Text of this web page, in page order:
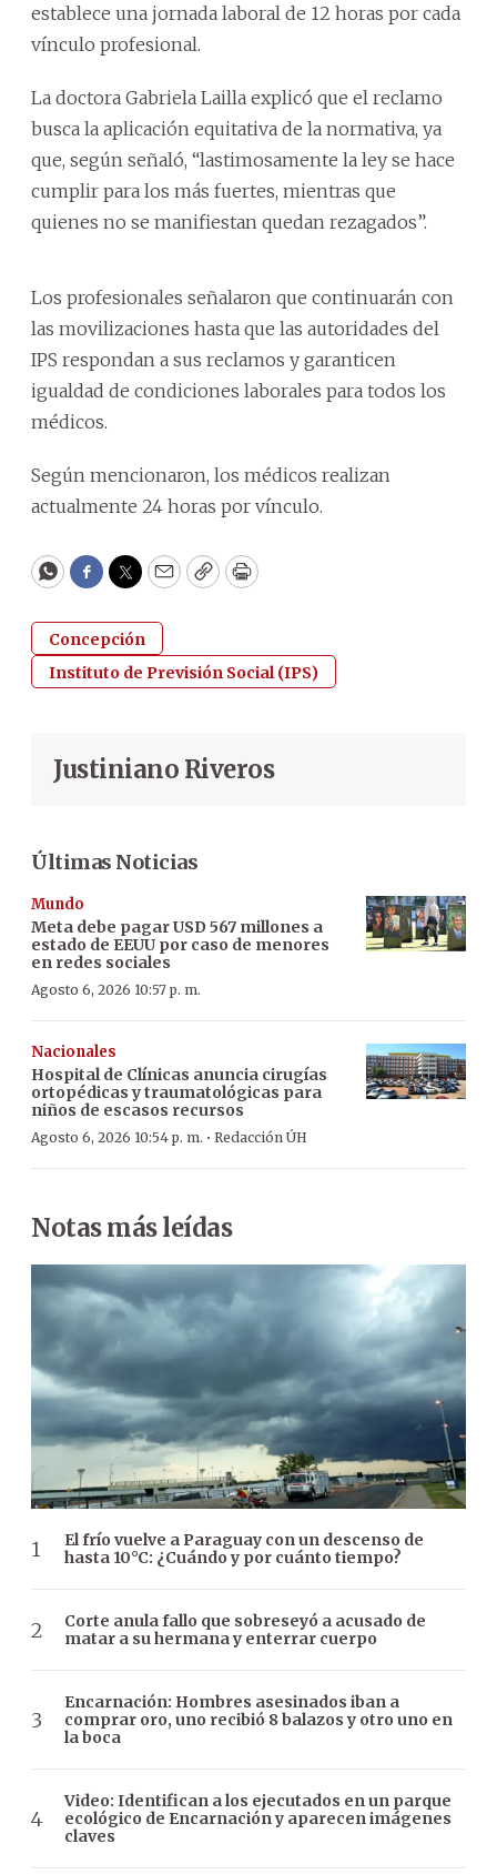
establece una jornada laboral de 12 horas por cada
vínculo profesional.
La doctora Gabriela Lailla explicó que el reclamo
busca la aplicación equitativa de la normativa, ya
que, según señaló, “lastimosamente la ley se hace
cumplir para los más fuertes, mientras que
quienes no se manifiestan quedan rezagados”.
Los profesionales señalaron que continuarán con
las movilizaciones hasta que las autoridades del
IPS respondan a sus reclamos y garanticen
igualdad de condiciones laborales para todos los
médicos.
Según mencionaron, los médicos realizan
actualmente 24 horas por vínculo.
WhatsApp
Facebook
Twitter
EmailCopyPrint
Concepción
Instituto de Previsión Social (IPS)
Justiniano Riveros
Últimas Noticias
Mundo
Meta debe pagar USD 567 millones a
estado de EEUU por caso de menores
en redes sociales
Agosto 6, 2026 10:57 p. m.
Nacionales
Hospital de Clínicas anuncia cirugías
ortopédicas y traumatológicas para
niños de escasos recursos
Agosto 6, 2026 10:54 p. m. · Redacción ÚH
Notas más leídas
El frío vuelve a Paraguay con un descenso de
hasta 10°C: ¿Cuándo y por cuánto tiempo?
Corte anula fallo que sobreseyó a acusado de
matar a su hermana y enterrar cuerpo
Encarnación: Hombres asesinados iban a
comprar oro, uno recibió 8 balazos y otro uno en
la boca
Video: Identifican a los ejecutados en un parque
ecológico de Encarnación y aparecen imágenes
claves